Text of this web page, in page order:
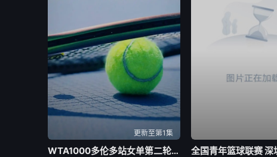
更新至第1集
WTA1000多伦多站女单第二轮：陶森VS巴图科娃